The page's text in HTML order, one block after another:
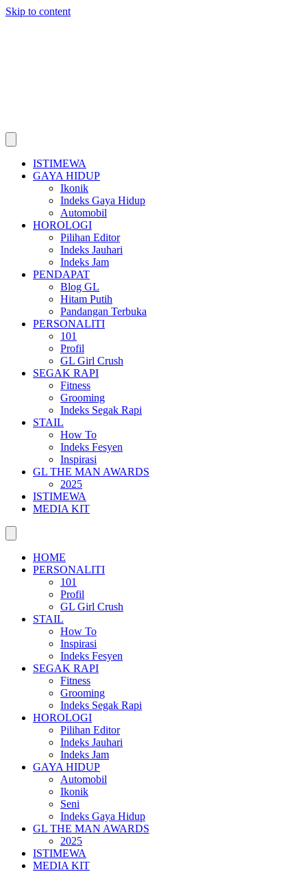
Skip to content
ISTIMEWA
GAYA HIDUP
Ikonik
Indeks Gaya Hidup
Automobil
HOROLOGI
Pilihan Editor
Indeks Jauhari
Indeks Jam
PENDAPAT
Blog GL
Hitam Putih
Pandangan Terbuka
PERSONALITI
101
Profil
GL Girl Crush
SEGAK RAPI
Fitness
Grooming
Indeks Segak Rapi
STAIL
How To
Indeks Fesyen
Inspirasi
GL THE MAN AWARDS
2025
ISTIMEWA
MEDIA KIT
HOME
PERSONALITI
101
Profil
GL Girl Crush
STAIL
How To
Inspirasi
Indeks Fesyen
SEGAK RAPI
Fitness
Grooming
Indeks Segak Rapi
HOROLOGI
Pilihan Editor
Indeks Jauhari
Indeks Jam
GAYA HIDUP
Automobil
Ikonik
Seni
Indeks Gaya Hidup
GL THE MAN AWARDS
2025
ISTIMEWA
MEDIA KIT